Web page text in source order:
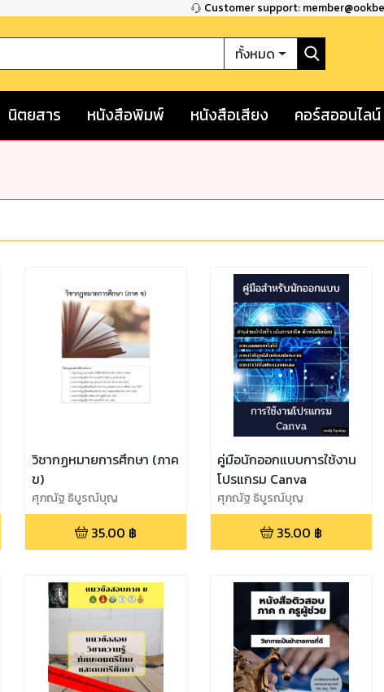
Customer support:
ทั้งหมด
นิตยสาร หนังสือพิมพ์ หนังสือเสียง คอร์สออนไลน์
วิชากฏหมายการศึกษา (ภาค
ข)
ศุภณัฐ ธิบูรณ์บุญ
35.00 ฿
คู่มือนักออกแบบการใช้งาน
โปรแกรม Canva
ศุภณัฐ ธิบูรณ์บุญ
35.00 ฿